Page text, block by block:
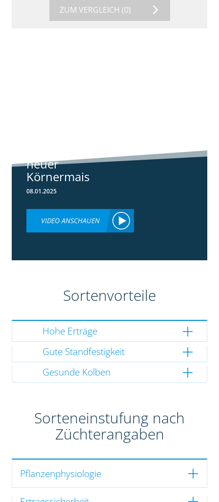
ZUM VERGLEICH (0)
neuer
Körnermais
08.01.2025
VIDEO ANSCHAUEN
Sortenvorteile
Hohe Erträge
Gute Standfestigkeit
Gesunde Kolben
Sorteneinstufung nach
Züchterangaben
Pflanzenphysiologie